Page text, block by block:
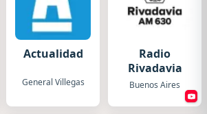
Actualidad
General Villegas
Radio
Rivadavia
Buenos Aires